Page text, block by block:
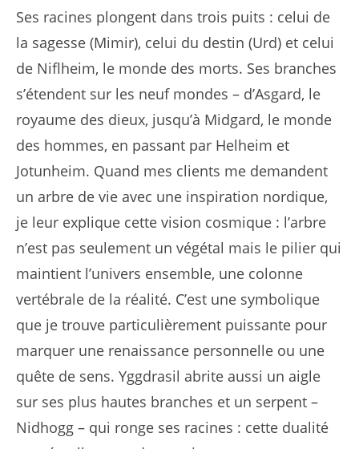
Ses racines plongent dans trois puits : celui de
la sagesse (Mimir), celui du destin (Urd) et celui
de Niflheim, le monde des morts. Ses branches
s’étendent sur les neuf mondes – d’Asgard, le
royaume des dieux, jusqu’à Midgard, le monde
des hommes, en passant par Helheim et
Jotunheim. Quand mes clients me demandent
un arbre de vie avec une inspiration nordique,
je leur explique cette vision cosmique : l’arbre
n’est pas seulement un végétal mais le pilier qui
maintient l’univers ensemble, une colonne
vertébrale de la réalité. C’est une symbolique
que je trouve particulièrement puissante pour
marquer une renaissance personnelle ou une
quête de sens. Yggdrasil abrite aussi un aigle
sur ses plus hautes branches et un serpent –
Nidhogg – qui ronge ses racines : cette dualité